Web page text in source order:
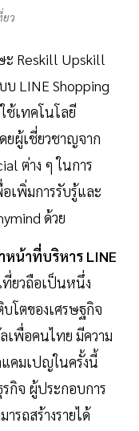
ยว
ะ Reskill Upskill
บ LINE Shopping
ช้เทคโนโลยี
ยผู้เชี่ยวชาญจาก
ต่าง ๆ ในการ
เพิ่มการรับรู้และ
ด้วย
หน้าที่บริหาร LINE
ที่ยวถือเป็นหนึ่ง
โตของเศรษฐกิจ
เพื่อคนไทย มีความ
คมเปญในครั้งนี้
กิจ ผู้ประกอบการ
รถสร้างรายได้